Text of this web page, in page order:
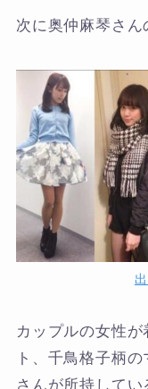
次に奥仲麻琴さん
カップルの女性
ト、千鳥格子柄
さんが所持して